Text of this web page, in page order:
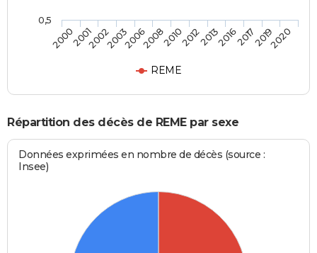
REME
2000200120022003200620082010201220132016201720192020
0,5
Répartition des décès de REME par sexe
Données exprimées en nombre de décès (source :
Insee)